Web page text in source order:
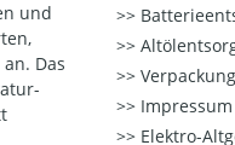
und
Das
Impressum
Elektro-